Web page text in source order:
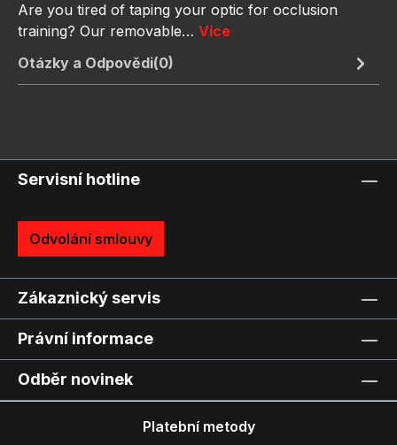
Are you tired of taping your optic for occlusion
training? Our removable… Více
Otázky a Odpovědi(0)
Servisní hotline
Odvolání smlouvy
Zákaznický servis
Právní informace
Odběr novinek
Platební metody